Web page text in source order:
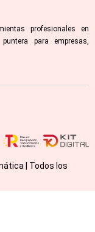
profesionales en
para empresas,
| Todos los